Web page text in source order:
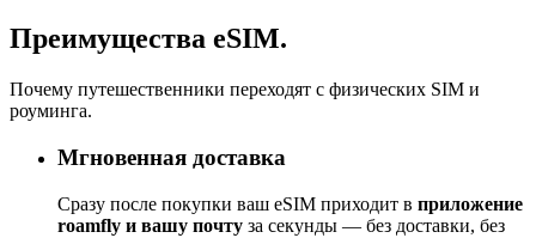
Преимущества eSIM.
Почему путешественники переходят с физических SIM и
роуминга.
Мгновенная доставка
Сразу после покупки ваш eSIM приходит в приложение
roamfly и вашу почту за секунды — без доставки, без